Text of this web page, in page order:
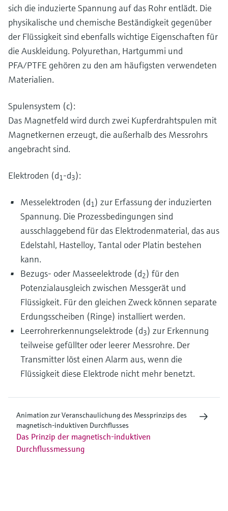
sich die induzierte Spannung auf das Rohr entlädt. Die
physikalische und chemische Beständigkeit gegenüber
der Flüssigkeit sind ebenfalls wichtige Eigenschaften für
die Auskleidung. Polyurethan, Hartgummi und
PFA/PTFE gehören zu den am häufigsten verwendeten
Materialien.
Spulensystem (c):
Das Magnetfeld wird durch zwei Kupferdrahtspulen mit
Magnetkernen erzeugt, die außerhalb des Messrohrs
angebracht sind.
Elektroden (d1-d3):
Messelektroden (d1) zur Erfassung der induzierten
Spannung. Die Prozessbedingungen sind
ausschlaggebend für das Elektrodenmaterial, das aus
Edelstahl, Hastelloy, Tantal oder Platin bestehen
kann.
Bezugs- oder Masseelektrode (d2) für den
Potenzialausgleich zwischen Messgerät und
Flüssigkeit. Für den gleichen Zweck können separate
Erdungsscheiben (Ringe) installiert werden.
Leerrohrerkennungselektrode (d3) zur Erkennung
teilweise gefüllter oder leerer Messrohre. Der
Transmitter löst einen Alarm aus, wenn die
Flüssigkeit diese Elektrode nicht mehr benetzt.
Animation zur Veranschaulichung des Messprinzips des
magnetisch-induktiven Durchflusses
Das Prinzip der magnetisch-induktiven
Durchflussmessung